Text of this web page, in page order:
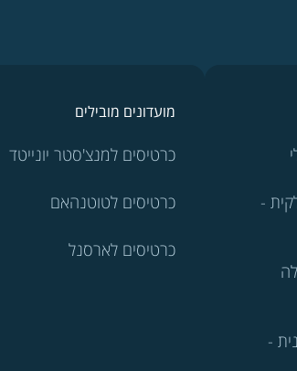
-
-
מועדונים מובילים
כרטיסים למנצ'סטר יונייטד
כרטיסים לטוטנהאם
כרטיסים לארסנל